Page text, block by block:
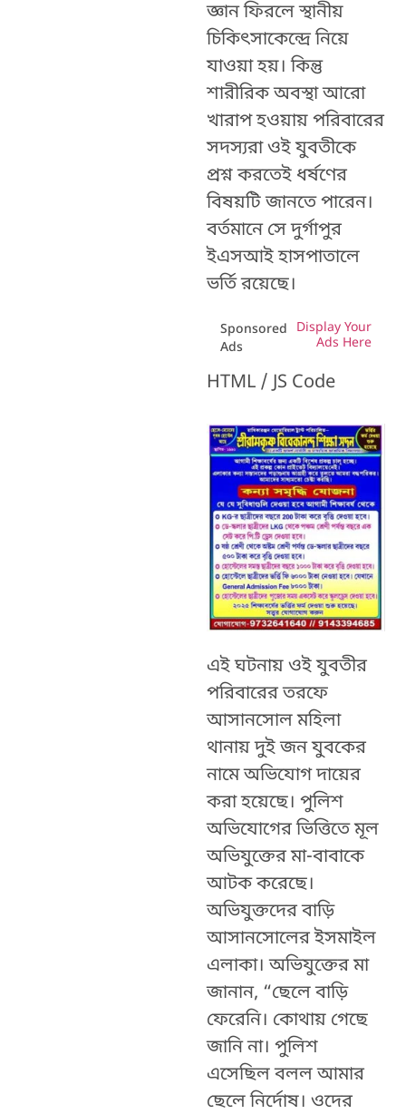
জ্ঞান ফিরলে স্থানীয়
চিকিৎসাকেন্দ্রে নিয়ে
যাওয়া হয়। কিন্তু
শারীরিক অবস্থা আরো
খারাপ হওয়ায় পরিবারের
সদস্যরা ওই যুবতীকে
প্রশ্ন করতেই ধর্ষণের
বিষয়টি জানতে পারেন।
বর্তমানে সে দুর্গাপুর
ইএসআই হাসপাতালে
ভর্তি রয়েছে।
Sponsored
Ads
Display Your
Ads Here
HTML / JS Code
এই ঘটনায় ওই যুবতীর
পরিবারের তরফে
আসানসোল মহিলা
থানায় দুই জন যুবকের
নামে অভিযোগ দায়ের
করা হয়েছে। পুলিশ
অভিযোগের ভিত্তিতে মূল
অভিযুক্তের মা-বাবাকে
আটক করেছে।
অভিযুক্তদের বাড়ি
আসানসোলের ইসমাইল
এলাকা। অভিযুক্তের মা
জানান, “ছেলে বাড়ি
ফেরেনি। কোথায় গেছে
জানি না। পুলিশ
এসেছিল বলল আমার
ছেলে নির্দোষ। ওদের